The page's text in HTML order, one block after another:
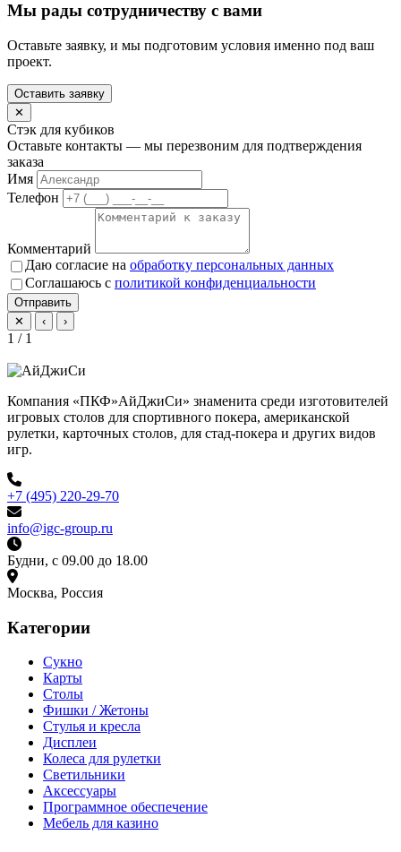
Мы рады сотрудничеству с вами
Оставьте заявку, и мы подготовим условия именно под ваш
проект.
Оставить заявку
✕
Стэк для кубиков
Оставьте контакты — мы перезвоним для подтверждения
заказа
Имя
Телефон
Комментарий
Даю согласие на обработку персональных данных
Соглашаюсь с политикой конфиденциальности
Отправить
✕
‹ ›
1 / 1
Компания «ПКФ»АйДжиСи» знаменита среди изготовителей
игровых столов для спортивного покера, американской
рулетки, карточных столов, для стад-покера и других видов
игр.
+7 (495) 220-29-70
info@igc-group.ru
Будни, с 09.00 до 18.00
Москва, Россия
Категории
Сукно
Карты
Столы
Фишки / Жетоны
Стулья и кресла
Дисплеи
Колеса для рулетки
Светильники
Аксессуары
Программное обеспечение
Мебель для казино